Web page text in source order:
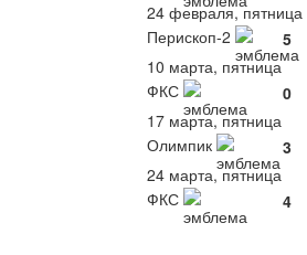
24 февраля, пятница
Перископ-2
5
10 марта, пятница
ФКС
0
17 марта, пятница
Олимпик
3
24 марта, пятница
ФКС
4